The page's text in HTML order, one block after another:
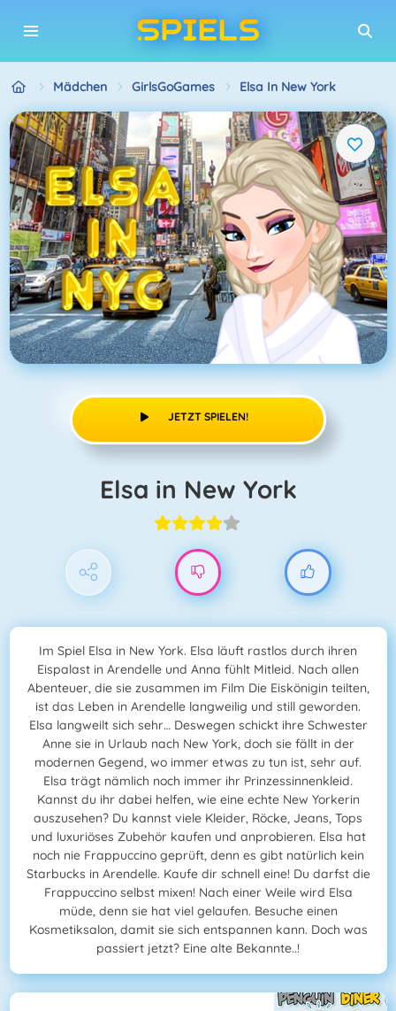
Mädchen GirlsGoGames Elsa In New York
JETZT SPIELEN!
Elsa in New York
Im Spiel Elsa in New York. Elsa läuft rastlos durch ihren
Eispalast in Arendelle und Anna fühlt Mitleid. Nach allen
Abenteuer, die sie zusammen im Film Die Eiskönigin teilten,
ist das Leben in Arendelle langweilig und still geworden.
Elsa langweilt sich sehr… Deswegen schickt ihre Schwester
Anne sie in Urlaub nach New York, doch sie fällt in der
modernen Gegend, wo immer etwas zu tun ist, sehr auf.
Elsa trägt nämlich noch immer ihr Prinzessinnenkleid.
Kannst du ihr dabei helfen, wie eine echte New Yorkerin
auszusehen? Du kannst viele Kleider, Röcke, Jeans, Tops
und luxuriöses Zubehör kaufen und anprobieren. Elsa hat
noch nie Frappuccino geprüft, denn es gibt natürlich kein
Starbucks in Arendelle. Kaufe dir schnell eine! Du darfst die
Frappuccino selbst mixen! Nach einer Weile wird Elsa
müde, denn sie hat viel gelaufen. Besuche einen
Kosmetiksalon, damit sie sich entspannen kann. Doch was
passiert jetzt? Eine alte Bekannte..!